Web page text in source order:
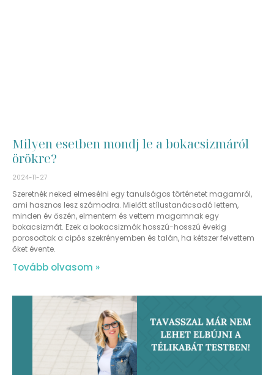
Milyen esetben mondj le a bokacsizmáról
örökre?
2024-11-27
Szeretnék neked elmesélni egy tanulságos történetet magamról,
ami hasznos lesz számodra. Mielőtt stílustanácsadó lettem,
minden év őszén, elmentem és vettem magamnak egy
bokacsizmát. Ezek a bokacsizmák hosszú-hosszú évekig
porosodtak a cipős szekrényemben és talán, ha kétszer felvettem
őket évente.
Tovább olvasom »